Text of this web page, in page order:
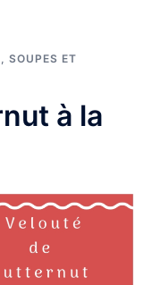
, SOUPES ET
à la